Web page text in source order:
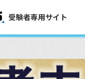
受験者専用サイト